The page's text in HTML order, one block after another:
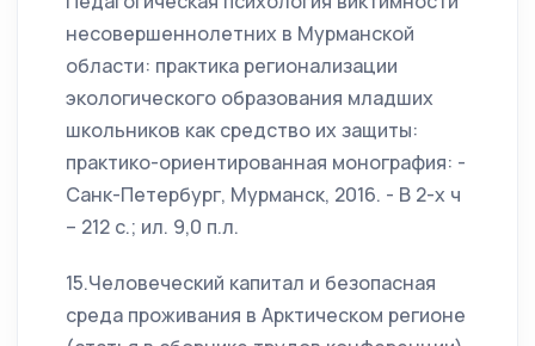
несовершеннолетних в Мурманской
области: практика регионализации
экологического образования младших
школьников как средство их защиты:
практико-ориентированная монография: -
Санк-Петербург, Мурманск, 2016. - В 2-х ч
– 212 с.; ил. 9,0 п.л.
15.Человеческий капитал и безопасная
среда проживания в Арктическом регионе